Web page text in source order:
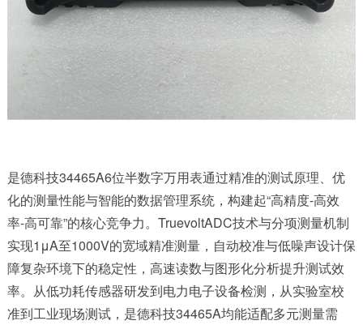
是德科技34465A6位半数字万用表通过精准的测试原理、优
化的测量性能与智能的数据管理系统，构建起“高精度-高效
率-高可靠”的核心竞争力。TruevoltADC技术与分项测量机制
实现1μA至1000V的宽域精准测量，自动校准与低噪声设计保
障复杂环境下的稳定性，高速读数与图形化分析提升测试效
率。从低功耗传感器研发到电力电子设备检测，从实验室校
准到工业现场测试，是德科技34465A均能适配多元测量需